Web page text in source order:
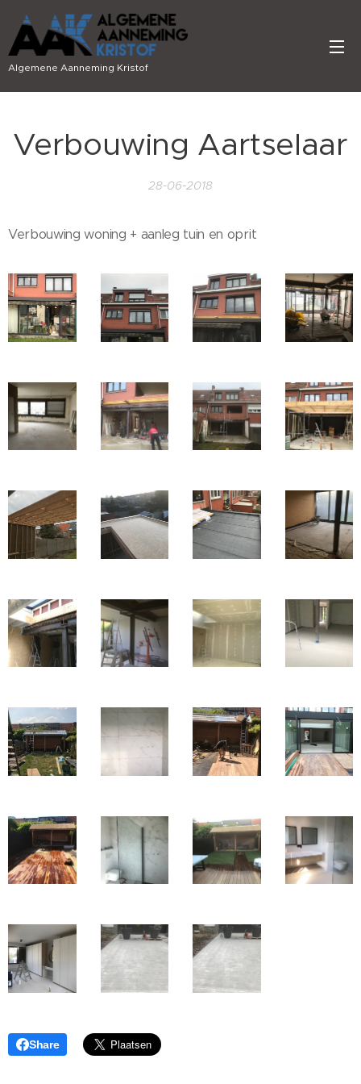
Algemene Aanneming Kristof
Verbouwing Aartselaar
28-06-2018
Verbouwing woning + aanleg tuin en oprit
Share